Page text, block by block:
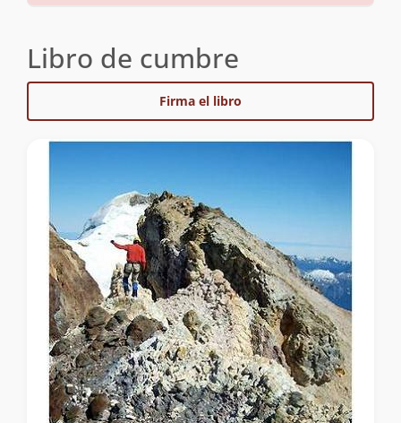
Libro de cumbre
Firma el libro